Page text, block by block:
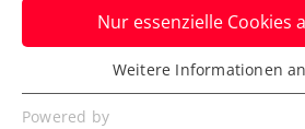
Auch alle Partner des ATP-
Wien sind voller
heurige Ausgabe.
Nur essenzielle Cookies
Essenziell
Essenzielle Cookies werden für
Weitere Informationen
Powered by